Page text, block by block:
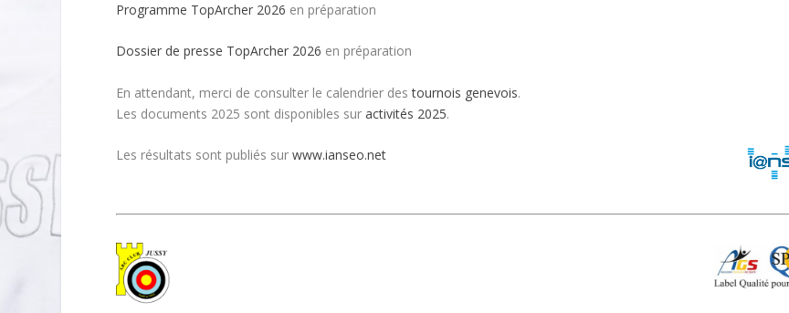
Programme TopArcher 2026 en préparation
Dossier de presse TopArcher 2026 en préparation
En attendant, merci de consulter le calendrier destournois genevois.
Les documents 2025 sont disponibles suractivités 2025.
Les résultats sont publiés surwww.ianseo.net